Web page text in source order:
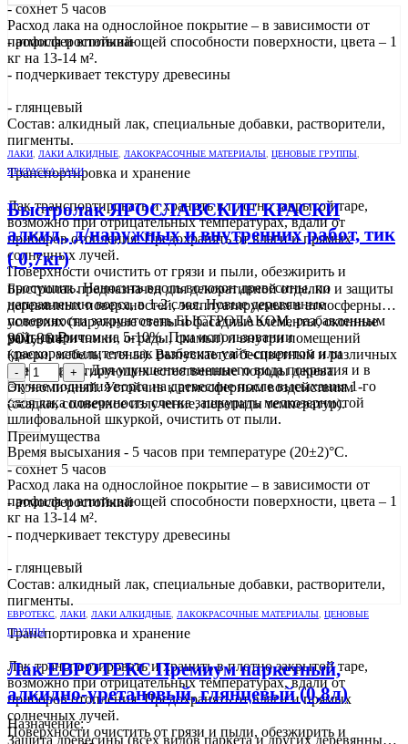
Расход лака на однослойное покрытие – в зависимости от
профиля и впитывающей способности поверхности, цвета – 1
кг на 13-14 м².
- сохнет 5 часов
- атмосферостойкий
- подчеркивает текстуру древесины
- глянцевый
Состав: алкидный лак, специальные добавки, растворители,
пигменты.
Транспортировка и хранение
Лак транспортировать и хранить в плотно закрытой таре,
возможно при отрицательных температурах, вдали от
приборов отопления. Предохранять от влаги и прямых
солнечных лучей.
Поверхности очистить от грязи и пыли, обезжирить и
просушить. Наносить вдоль волокон древесины, по
направлению ворса, в 1-2 слоя. Новые деревянные
поверхности загрунтовать БЫСТРОЛАКОМ, разбавленным
уайт-спиритом на 5-10%. При использовании
краскораспылителя лак разбавить уайт-спиритом или
скипидаром. Для улучшения внешнего вида покрытия и в
случае поднятия ворса на древесине после высыхания 1-го
слоя лака поверхность слегка зашкурить мелкозернистой
шлифовальной шкуркой, очистить от пыли.
Время высыхания - 5 часов при температуре (20±2)°С.
Расход лака на однослойное покрытие – в зависимости от
профиля и впитывающей способности поверхности, цвета – 1
кг на 13-14 м².
ЛАКИ ЛАКИ АЛКИДНЫЕ ЛАКОКРАСОЧНЫЕ МАТЕРИАЛЫ ЦЕНОВЫЕ ГРУППЫ
ЯРКРАСКА ЛАКИ
Быстролак ЯРОСЛАВСКИЕ КРАСКИ
алкид., д/наружных и внутренних работ, тик
( 0,7кг)
Быстролак предназначен для декоративной отделки и защиты
деревянных поверхностей, эксплуатируемых в атмосферных
условиях (наружные стены и фасадные элементы, оконные
рамы, наличники, ограды, скамьи) и внутри помещений
(двери, мебель, стены). Выпускается бесцветный и различных
цветов, имитирующих естественные породы дерева.
Экономичный. Устойчив к атмосферным воздействиям
(осадки, солнечное излучение, перепады температур).
Преимущества
- сохнет 5 часов
- атмосферостойкий
- подчеркивает текстуру древесины
- глянцевый
Состав: алкидный лак, специальные добавки, растворители,
пигменты.
Транспортировка и хранение
Лак транспортировать и хранить в плотно закрытой таре,
возможно при отрицательных температурах, вдали от
приборов отопления. Предохранять от влаги и прямых
солнечных лучей.
Поверхности очистить от грязи и пыли, обезжирить и
901,96₽
- +
ЕВРОТЕКС ЛАКИ ЛАКИ АЛКИДНЫЕ ЛАКОКРАСОЧНЫЕ МАТЕРИАЛЫ ЦЕНОВЫЕ
ГРУППЫ
Лак ЕВРОТЕКС Премиум паркетный,
алкидно-уретановый, глянцевый (0,8л)
Назначение:
Защита древесины (всех видов паркета и других деревянных